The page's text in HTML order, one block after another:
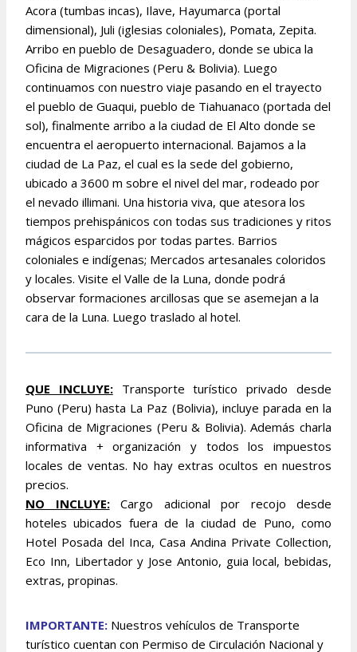
Acora (tumbas incas), Ilave, Hayumarca (portal
dimensional), Juli (iglesias coloniales), Pomata, Zepita.
Arribo en pueblo de Desaguadero, donde se ubica la
Oficina de Migraciones (Peru & Bolivia). Luego
continuamos con nuestro viaje pasando en el trayecto
el pueblo de Guaqui, pueblo de Tiahuanaco (portada del
sol), finalmente arribo a la ciudad de El Alto donde se
encuentra el aeropuerto internacional. Bajamos a la
ciudad de La Paz, el cual es la sede del gobierno,
ubicado a 3600 m sobre el nivel del mar, rodeado por
el nevado illimani. Una historia viva, que atesora los
tiempos prehispánicos con todas sus tradiciones y ritos
mágicos esparcidos por todas partes. Barrios
coloniales e indígenas; Mercados artesanales coloridos
y locales. Visite el Valle de la Luna, donde podrá
observar formaciones arcillosas que se asemejan a la
cara de la Luna. Luego traslado al hotel.
QUE INCLUYE:Transporte turístico privado desde
Puno (Peru) hasta La Paz (Bolivia), incluye parada en la
Oficina de Migraciones (Peru & Bolivia). Además charla
informativa + organización y todos los impuestos
locales de ventas. No hay extras ocultos en nuestros
precios.
NO INCLUYE:Cargo adicional por recojo desde
hoteles ubicados fuera de la ciudad de Puno, como
Hotel Posada del Inca, Casa Andina Private Collection,
Eco Inn, Libertador y Jose Antonio, guia local, bebidas,
extras, propinas.
IMPORTANTE: Nuestros vehículos de Transporte
turístico cuentan con Permiso de Circulación Nacional y